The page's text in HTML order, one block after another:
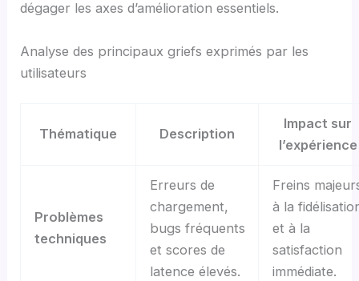
dégager les axes d’amélioration essentiels.
Analyse des principaux griefs exprimés par les
utilisateurs
Thématique Description
Impact sur
l’expérience
Problèmes
techniques
Erreurs de
chargement,
bugs fréquents
et scores de
latence élevés.
Freins
à la
et à la
satisfaction
immédiate.